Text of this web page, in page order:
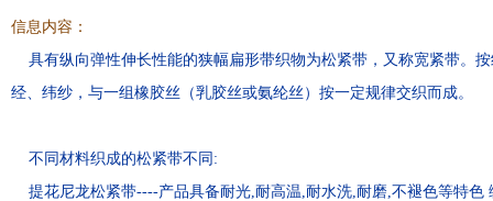
信息内容：
具有纵向弹性伸长性能的狭幅扁形带织物为松紧带，又称宽紧带。
经、纬纱，与一组橡胶丝（乳胶丝或氨纶丝）按一定规律交织而成。
不同材料织成的松紧带不同:
提花尼龙松紧带----产品具备耐光,耐高温,耐水洗,耐磨,不褪色等特色